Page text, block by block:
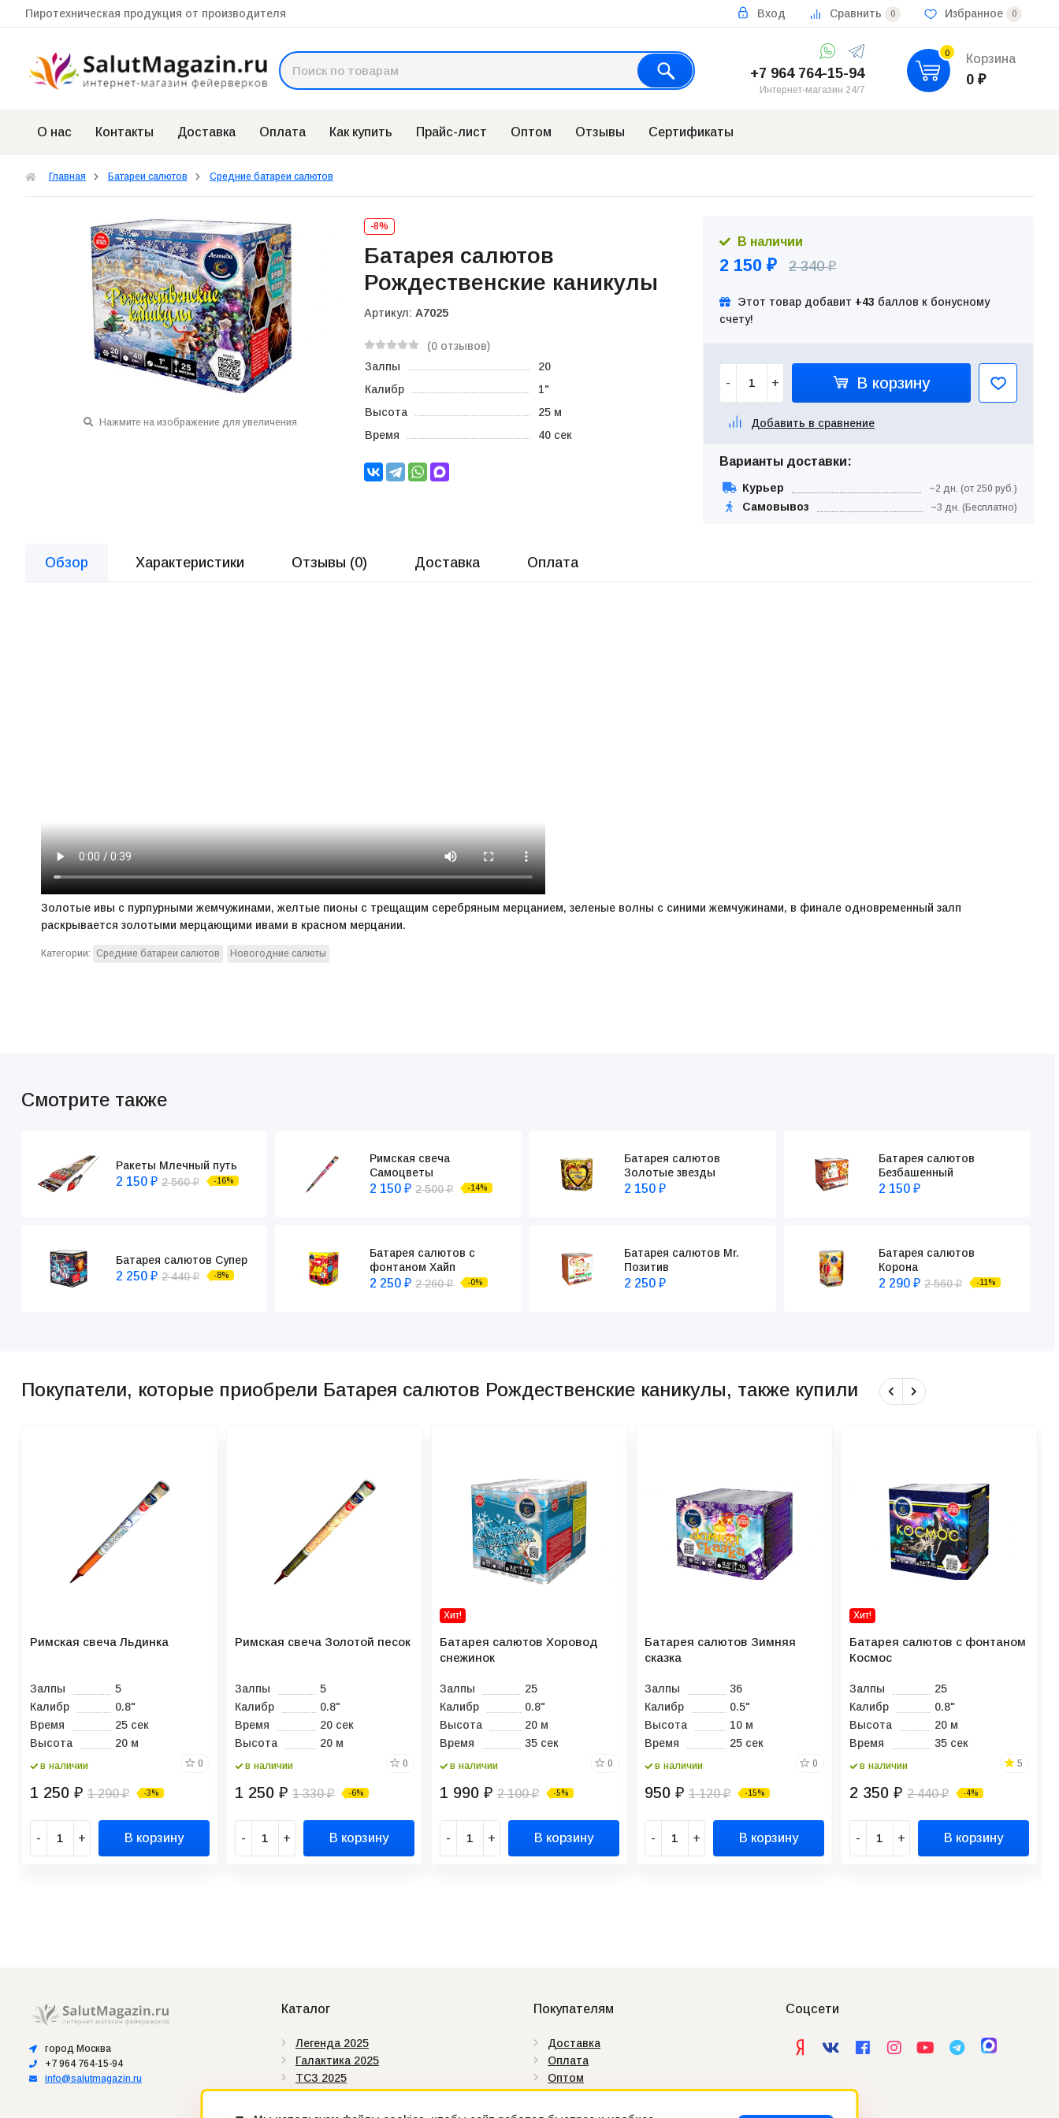
Пиротехническая продукция от производителя Вход Сравнить 0 Избранное 0
+7 964 764-15-94
Интернет-магазин 24/7
0 Корзина
0 ₽
О нас Контакты Доставка Оплата Как купить Прайс-лист Оптом Отзывы Сертификаты
Главная Батареи салютов Средние батареи салютов
Нажмите на изображение для увеличения
-8%
Батарея салютов
Рождественские каникулы
Артикул: А7025
(0 отзывов)
Залпы
20
Калибр
1"
Высота
25 м
Время
40 сек
В наличии
2 150 ₽ 2 340₽
Этот товар добавит +43 баллов к бонусному
счету!
- + В корзину
Добавить в сравнение
Варианты доставки:
Курьер ~2 дн. (от 250 руб.)
Самовывоз ~3 дн. (Бесплатно)
Обзор Характеристики Отзывы (0) Доставка Оплата
Золотые ивы с пурпурными жемчужинами, желтые пионы с трещащим серебряным мерцанием, зеленые волны с синими жемчужинами, в финале одновременный залп
раскрывается золотыми мерцающими ивами в красном мерцании.
Категории: Средние батареи салютов Новогодние салюты
Смотрите также
Ракеты Млечный путь
2 150 ₽ 2 560₽ -16%
Римская свеча
Самоцветы
2 150₽ 2 500₽ -14%
Батарея салютов
Золотые звезды
2 150 ₽
Батарея салютов
Безбашенный
2 150 ₽
Батарея салютов Супер
2 250 ₽ 2 440₽ -8%
Батарея салютов с
фонтаном Хайп
2 250₽ 2 260₽ -0%
Батарея салютов Mr.
Позитив
2 250 ₽
Батарея салютов
Корона
2 290 ₽ 2 560₽ -11%
Покупатели, которые приобрели Батарея салютов Рождественские каникулы, также купили
Римская свеча Льдинка
Залпы
5
Калибр
0.8"
Время
25 сек
Высота
20 м
в наличии 0
1 250₽ 1 290₽ -3%
- + В корзину
Римская свеча Золотой песок
Залпы
5
Калибр
0.8"
Время
20 сек
Высота
20 м
в наличии 0
1 250₽ 1 330₽ -6%
- + В корзину
Хит!
Батарея салютов Хоровод
снежинок
Залпы
25
Калибр
0.8"
Высота
20 м
Время
35 сек
в наличии 0
1 990₽ 2 100₽ -5%
- + В корзину
Батарея салютов Зимняя
сказка
Залпы
36
Калибр
0.5"
Высота
10 м
Время
25 сек
в наличии 0
950₽ 1 120₽ -15%
- + В корзину
Хит!
Батарея салютов с фонтаном
Космос
Залпы
25
Калибр
0.8"
Высота
20 м
Время
35 сек
в наличии 5
2 350₽ 2 440₽ -4%
- + В корзину
город Москва
+7 964 764-15-94
info@salutmagazin.ru
Каталог
Легенда 2025
Галактика 2025
ТСЗ 2025
Сертификаты
Штрих-коды
Покупателям
Доставка
Оплата
Оптом
Как купить
Контакты
Соцсети